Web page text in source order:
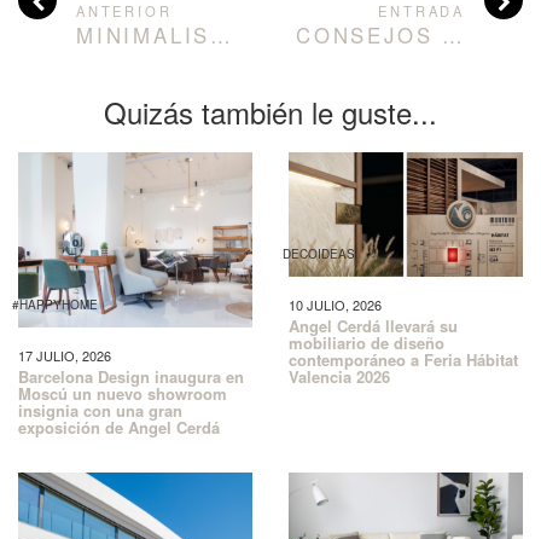
ANTERIOR
MINIMALISMO: ¿QUÉ ES Y CÓMO APLICARLO EN CASA?
ENTRADA
CONSEJOS PARA COMPRAR LÁMPARAS DE SOBREMESA SIN ESTRESARSE EN EL INTENTO.
Quizás también le guste...
#HAPPYHOME
17 JULIO, 2026
Barcelona Design inaugura en
Moscú un nuevo showroom
insignia con una gran
exposición de Angel Cerdá
DECOIDEAS
10 JULIO, 2026
Angel Cerdá llevará su
mobiliario de diseño
contemporáneo a Feria Hábitat
Valencia 2026